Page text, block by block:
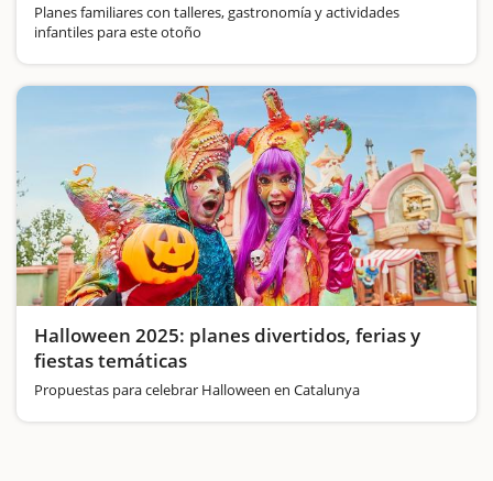
Planes familiares con talleres, gastronomía y actividades
infantiles para este otoño
Halloween 2025: planes divertidos, ferias y
fiestas temáticas
Propuestas para celebrar Halloween en Catalunya